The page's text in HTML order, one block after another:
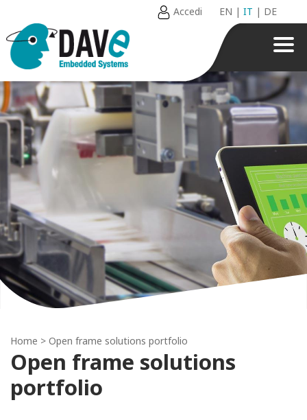
Accedi EN |IT | DE
Home > Open frame solutions portfolio
Open frame solutions
portfolio